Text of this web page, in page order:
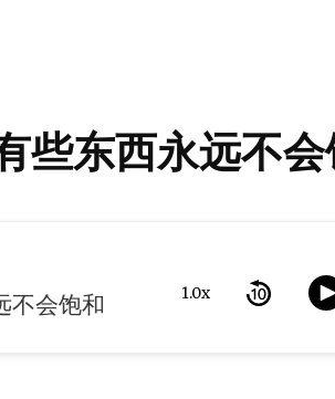
些东西永远不会
会饱和 1.0x